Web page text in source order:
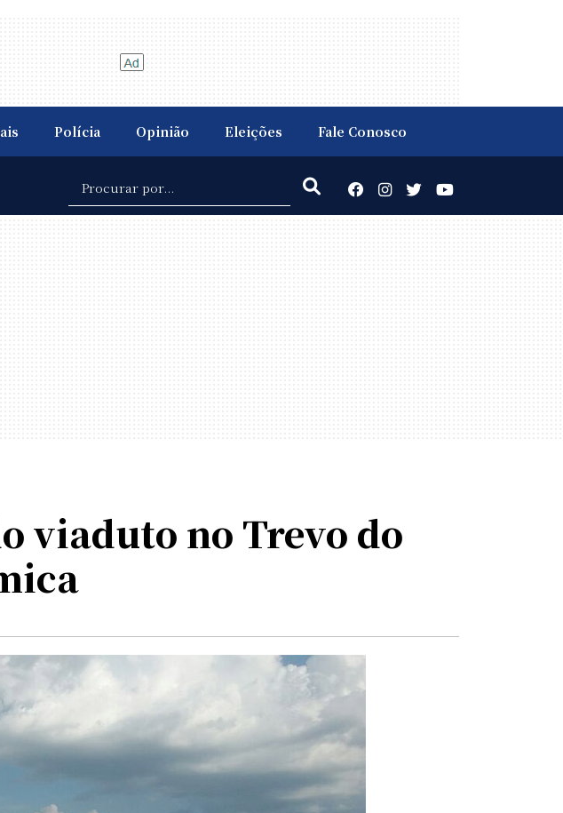
Polícia Opinião Eleições Fale Conosco
viaduto no Trevo do